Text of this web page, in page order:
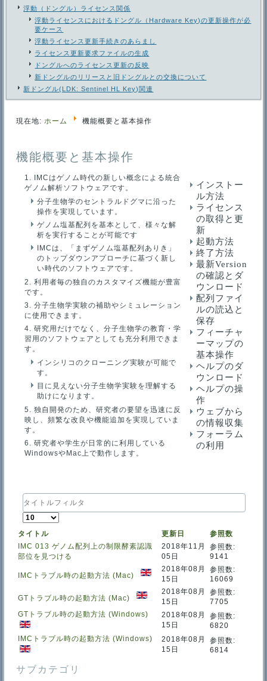
浮動（ドングル）ライセンス関係
浮動ライセンスにおけるドングル（Hardware Key)の更新操作が必
要ケース
浮動ライセンス更新手続きのあらまし
ライセンス更新要求ファイルの生成
ドングルへのライセンス更新の反映
新ドングルのリリースと旧ドングルとの交換について
新ドングル(LDK: Sentinel HL Key)関連
現在地: ホーム 機能概要と基本操作
機能概要と基本操作
IMCはゲノム時代の新しい概念による統合
ゲノム解析ソフトウェアです。
分子生物学のセントラルドグマに沿った
操作を実現しています。
ゲノム塩基配列を基本として、様々な解
析を実行することが可能です
IMCは、「まずゲノム塩基配列ありき」
のトップダウンアプローチに基づく新し
い時代のソフトウェアです。
利用者毎の独自のカスタマイズ機能が豊富
です。
分子生物学実験の補助やシミュレーション
に使用できます。
研究用だけでなく、分子生物学の教育・学
習用のソフトウェアとしても充分利用できま
す。
インシリコのクローニング実験が可能で
す。
目に見えない分子生物学実験を理解する
助けになります。
独自開発のため、研究者の要望を迅速に反
映し、頻繁な改良や機能追加を実現していま
す。
研究者や学生が日常的に利用している
WindowsやMac上で動作します。
インストー
ル方法
ライセンス
の取得と更
新
起動方法
終了方法
最新Version
の確認とダ
ウンロード
配列ファイ
ルの読込と
保存
フィーチャ
ーマップの
基本操作
ヘルプのダ
ウンロード
ヘルプの操
作
ウェブから
の情報収集
フォーラム
の利用
タ
イ
ト
フ
ィ
ル
表
数
タイトル 更新日
参照数
IMC 013 ゲノム配列上の制限酵素認識
部位を見つける
2018年11月
05日
参照数:
9141
IMCトラブル時の起動方法 (Mac)
2018年08月
15日
参照数:
16069
GTトラブル時の起動方法 (Mac)
2018年08月
15日
参照数:
7705
GTトラブル時の起動方法 (Windows)
2018年08月
15日
参照数:
6820
IMCトラブル時の起動方法 (Windows)
2018年08月
15日
参照数:
6814
サブカテゴリ